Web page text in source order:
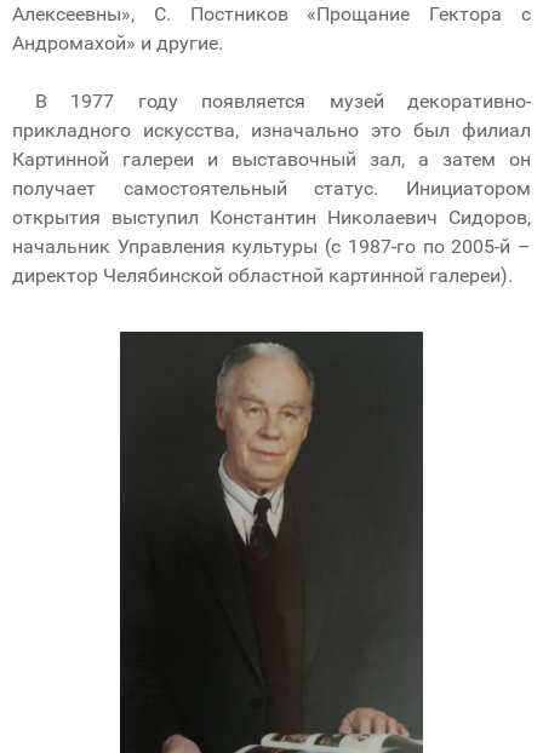
Алексеевны», С. Постников «Прощание Гектора с
Андромахой» и другие.
В 1977 году появляется музей декоративно-
прикладного искусства, изначально это был филиал
Картинной галереи и выставочный зал, а затем он
получает самостоятельный статус. Инициатором
открытия выступил Константин Николаевич Сидоров,
начальник Управления культуры (с 1987-го по 2005-й –
директор Челябинской областной картинной галереи).